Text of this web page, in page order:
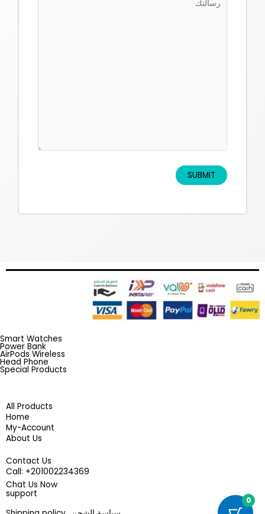
Smart Watches
Power Bank
AirPods Wireless
Head Phone
Special Products
All Products
Home
My-Account
About Us
Contact Us
201002234369+ :Call
Chat Us Now
support
0